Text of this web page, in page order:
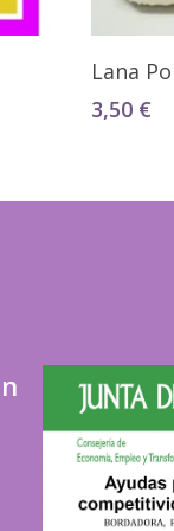
Lana
3,50 €